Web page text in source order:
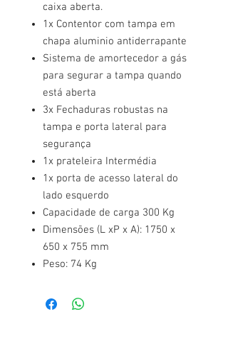
caixa aberta.
1x Contentor com tampa em
chapa aluminio antiderrapante
Sistema de amortecedor a gás
para segurar a tampa quando
está aberta
3x Fechaduras robustas na
tampa e porta lateral para
segurança
1x prateleira Intermédia
1x porta de acesso lateral do
lado esquerdo
Capacidade de carga 300 Kg
Dimensões (L xP x A): 1750 x
650 x 755 mm
Peso: 74 Kg